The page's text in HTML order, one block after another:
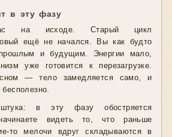
в эту фазу
на исходе. Старый цикл
ещё не начался. Вы как будто
и будущим. Энергии мало,
уже готовится к перезагрузке.
— тело замедляется само, и
штука: в эту фазу обостряется
видеть то, что раньше
то мелочи вдруг складываются в